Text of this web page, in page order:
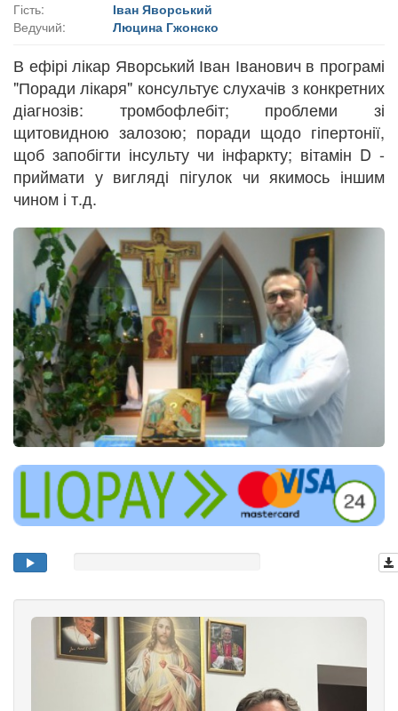
Гість:
Іван Яворський
Ведучий:
Люцина Гжонско
В ефірі лікар Яворський Іван Іванович в програмі
"Поради лікаря" консультує слухачів з конкретних
діагнозів: тромбофлебіт; проблеми зі
щитовидною залозою; поради щодо гіпертонії,
щоб запобігти інсульту чи інфаркту; вітамін D -
приймати у вигляді пігулок чи якимось іншим
чином і т.д.